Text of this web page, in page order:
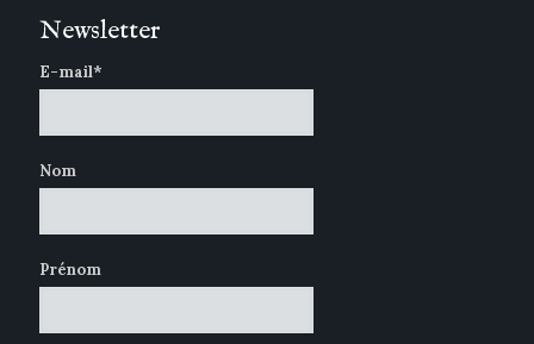
Newsletter
E-mail*
Nom
Prénom